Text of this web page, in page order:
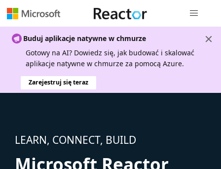
Buduj aplikacje natywne w chmurze
Gotowy na AI? Dowiedz się, jak budować i skalować
aplikacje natywne w chmurze za pomocą Azure.
Zarejestruj się teraz
LEARN, CONNECT, BUILD
Microsoft Reactor